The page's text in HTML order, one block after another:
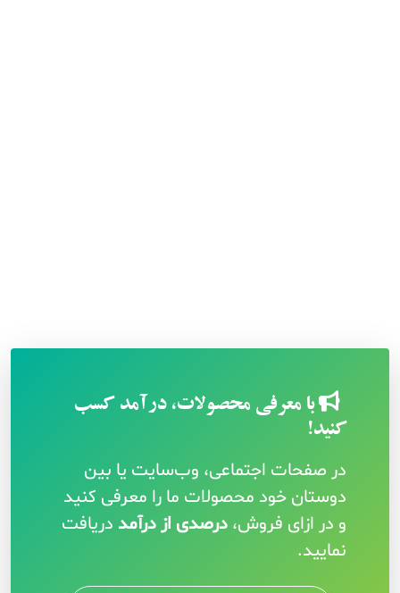
با معرفی محصولات، درآمد کسب
کنید!
در صفحات اجتماعی، وب‌سایت یا بین
دوستان خود محصولات ما را معرفی کنید
و در ازای فروش، درصدی از درآمد دریافت
نمایید.